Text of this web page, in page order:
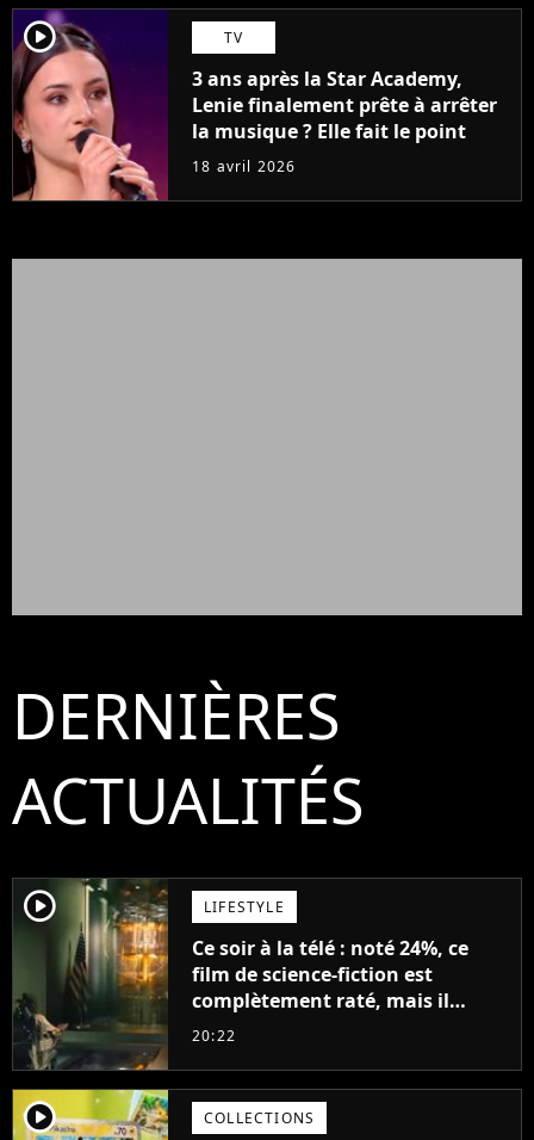
player2 TV
3 ans après la Star Academy,
Lenie finalement prête à arrêter
la musique ? Elle fait le point
18 avril 2026
DERNIÈRES
ACTUALITÉS
player2 LIFESTYLE
Ce soir à la télé : noté 24%, ce
film de science-fiction est
complètement raté, mais il
aurait pu être encore pire à
20:22
player2 COLLECTIONS